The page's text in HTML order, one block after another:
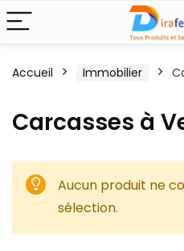
Accueil Immobilier
Carcasses à
Aucun produit ne
sélection.